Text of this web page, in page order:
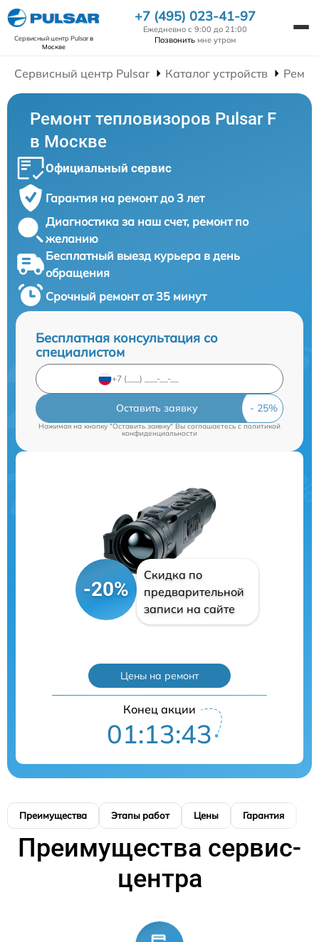
Сервисный центр Pulsarв
Москве
+7 (495) 023-41-97
Ежедневно с 9:00 до 21:00
Позвонить мне утром
Сервисный центр Pulsar Каталог устройств
Ремонт тепловизоров Pulsar F
в Москве
Официальный сервис
Гарантия на ремонт до 3 лет
Диагностика за наш счет, ремонт по
желанию
Бесплатный выезд курьера в день
обращения
Срочный ремонт от 35 минут
Бесплатная консультация со
специалистом
Оставить заявку
Нажимая на кнопку "Оставить заявку" Вы соглашаетесь cполитикой
конфиденциальности
-20%
Скидка по
предварительной
записи на сайте
Цены на ремонт
Конец акции
01:13:41
Преимущества Этапы работ Цены Гарантия
Преимущества сервис-
центра